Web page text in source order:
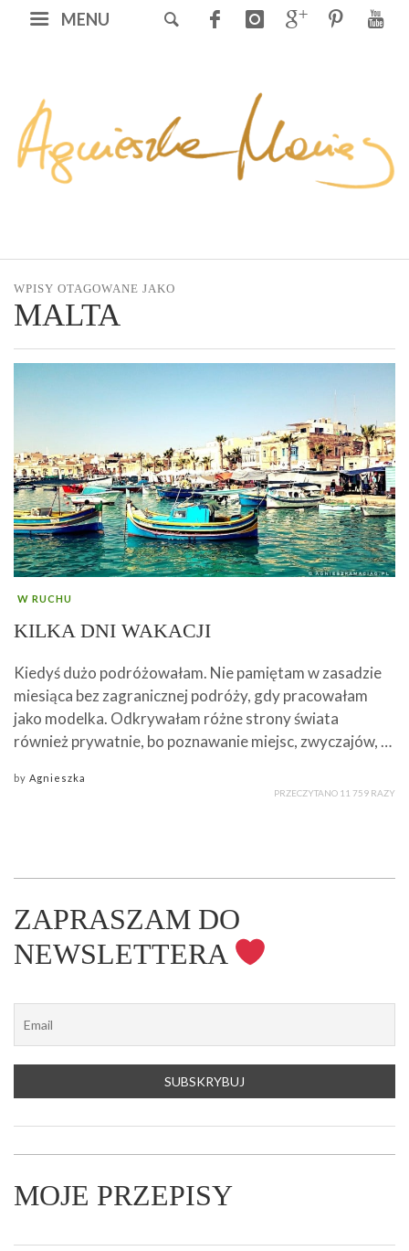
MENU
WPISY OTAGOWANE JAKO
MALTA
W RUCHU
KILKA DNI WAKACJI
Kiedyś dużo podróżowałam. Nie pamiętam w zasadzie
miesiąca bez zagranicznej podróży, gdy pracowałam
jako modelka. Odkrywałam różne strony świata
również prywatnie, bo poznawanie miejsc, zwyczajów, …
by Agnieszka
PRZECZYTANO 11 759 RAZY
ZAPRASZAM DO
NEWSLETTERA
MOJE PRZEPISY